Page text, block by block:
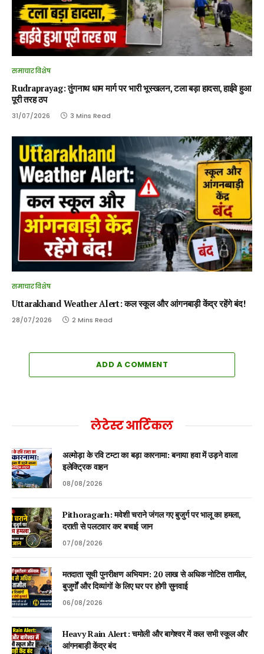
समाचार विशेष
Rudraprayag: तुंगनाथ धाम मार्ग पर भारी भूस्खलन, टला बड़ा हादसा, हाईवे हुआ
पूरी तरह ठप
31/07/2026 3 Mins Read
समाचार विशेष
Uttarakhand Weather Alert: कल स्कूल और आंगनबाड़ी केंद्र रहेंगे बंद!
28/07/2026 2 Mins Read
ADD A COMMENT
लेटेस्ट आर्टिकल
अल्मोड़ा के रवि टम्टा का बड़ा कारनामा: बनाया हवा में उड़ने वाला
इलेक्ट्रिक वाहन
08/08/2026
Pithoragarh: मवेशी चराने जंगल गए बुजुर्ग पर भालू का हमला,
दराती से पलटवार कर बचाई जान
07/08/2026
मतदाता सूची पुनरीक्षण अभियान: 20 लाख से अधिक नोटिस तामील,
बुजुर्गों और दिव्यांगों के लिए घर पर होगी सुनवाई
06/08/2026
Heavy Rain Alert: चमोली और बागेश्वर में कल सभी स्कूल और
आंगनबाड़ी केंद्र बंद